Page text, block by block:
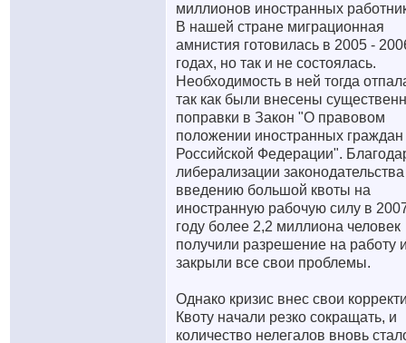
миллионов иностранных
В нашей стране миграционная
амнистия готовилась в 2005 -
годах, но так и не состоялась.
Необходимость в ней тогда
так как были внесены
поправки в Закон "О правовом
положении иностранных граждан
Российской Федерации".
либерализации
введению большой квоты на
иностранную рабочую силу в
году более 2,2 миллиона человек
получили разрешение на работу
закрыли все свои проблемы.
Однако кризис внес свои
Квоту начали резко сокращать, и
количество нелегалов вновь